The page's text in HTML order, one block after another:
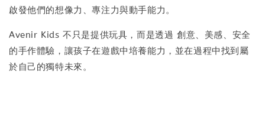
啟發他們的想像力、專注力與動手能力。
Avenir Kids 不只是提供玩具，而是透過 創意、美感、安全
的手作體驗，讓孩子在遊戲中培養能力，並在過程中找到屬
於自己的獨特未來。